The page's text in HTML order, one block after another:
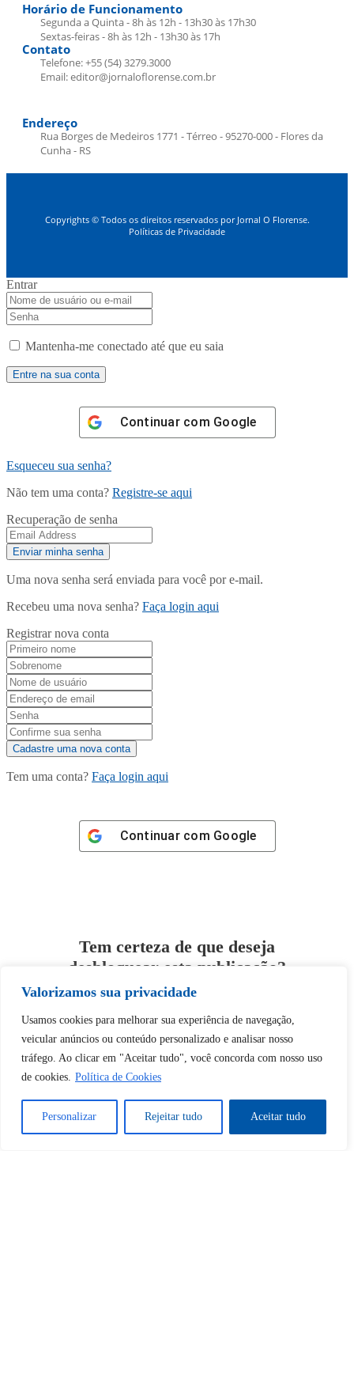
Valorizamos sua privacidade
Usamos cookies para melhorar sua experiência de navegação,
veicular anúncios ou conteúdo personalizado e analisar nosso
tráfego. Ao clicar em "Aceitar tudo", você concorda com nosso uso
de cookies. Política de Cookies
Personalizar Rejeitar tudo Aceitar tudo
Horário de Funcionamento
Segunda a Quinta - 8h às 12h - 13h30 às 17h30
Sextas-feiras - 8h às 12h - 13h30 às 17h
Contato
Telefone: +55 (54) 3279.3000
Email: editor@jornaloflorense.com.br
Endereço
Rua Borges de Medeiros 1771 - Térreo - 95270-000 - Flores da
Cunha - RS
Copyrights © Todos os direitos reservados por Jornal O Florense.
Políticas de Privacidade
Entrar
Mantenha-me conectado até que eu saia
Continuar com Google
Esqueceu sua senha?
Não tem uma conta? Registre-se aqui
Recuperação de senha
Uma nova senha será enviada para você por e-mail.
Recebeu uma nova senha? Faça login aqui
Registrar nova conta
Tem uma conta? Faça login aqui
Continuar com Google
Tem certeza de que deseja
desbloquear esta publicação?
Desbloquear esquerda : 0
Sim Não